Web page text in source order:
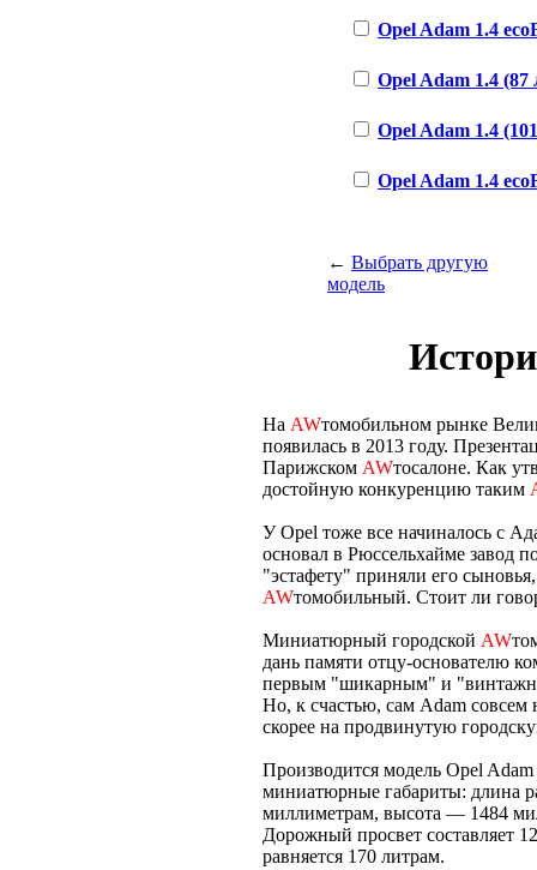
Opel Adam 1.4
Opel Adam 1.4 (87
Opel Adam 1.4
Opel Adam 1.4
← Выбрать другую
модель
На AWтомобильном рынке
появилась в 2013 году.
Парижском AWтосалоне. Как
достойную конкуренцию таким
У Opel тоже все начиналось с
основал в Рюссельхайме завод
"эстафету" приняли его
AWтомобильный. Стоит ли
Миниатюрный городской AW
дань памяти отцу-основателю
первым "шикарным" и
Но, к счастью, сам Adam совсем
скорее на продвинутую
Производится модель Opel
миниатюрные габариты: длина
миллиметрам, высота — 1484
Дорожный просвет составляет
равняется 170 литрам.